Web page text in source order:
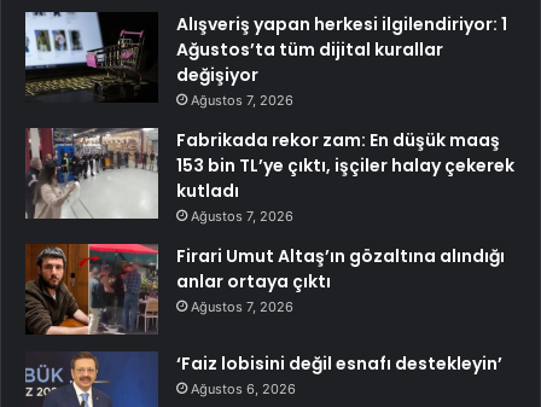
Alışveriş yapan herkesi ilgilendiriyor: 1
Ağustos’ta tüm dijital kurallar
değişiyor
Ağustos 7, 2026
Fabrikada rekor zam: En düşük maaş
153 bin TL’ye çıktı, işçiler halay çekerek
kutladı
Ağustos 7, 2026
Firari Umut Altaş’ın gözaltına alındığı
anlar ortaya çıktı
Ağustos 7, 2026
‘Faiz lobisini değil esnafı destekleyin’
Ağustos 6, 2026